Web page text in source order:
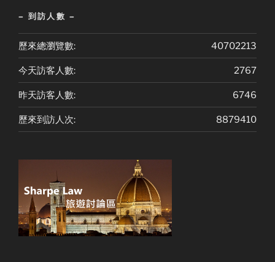
– 到訪人數 –
40702213
歷來總瀏覽數:
2767
今天訪客人數:
6746
昨天訪客人數:
8879410
歷來到訪人次: